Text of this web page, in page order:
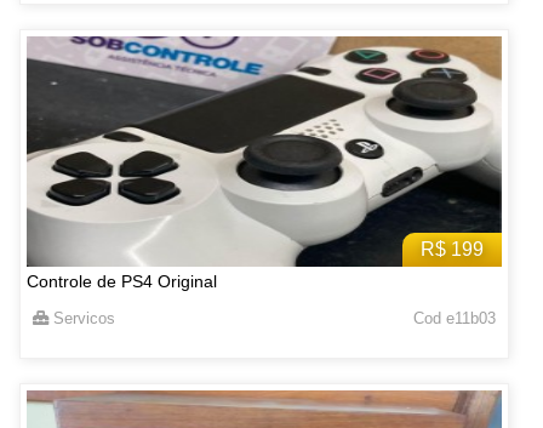
R$ 199
Controle de PS4 Original
Servicos Cod e11b03